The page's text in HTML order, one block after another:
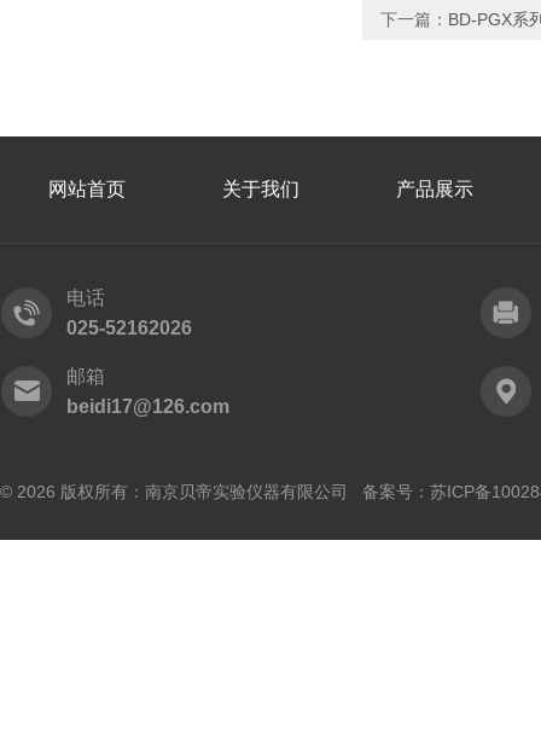
下一篇： BD-PGX系
网站首页 关于我们 产品展示
电话
025-52162026
邮箱
beidi17@126.com
© 2026 版权所有：南京贝帝实验仪器有限公司 备案号： 苏ICP备